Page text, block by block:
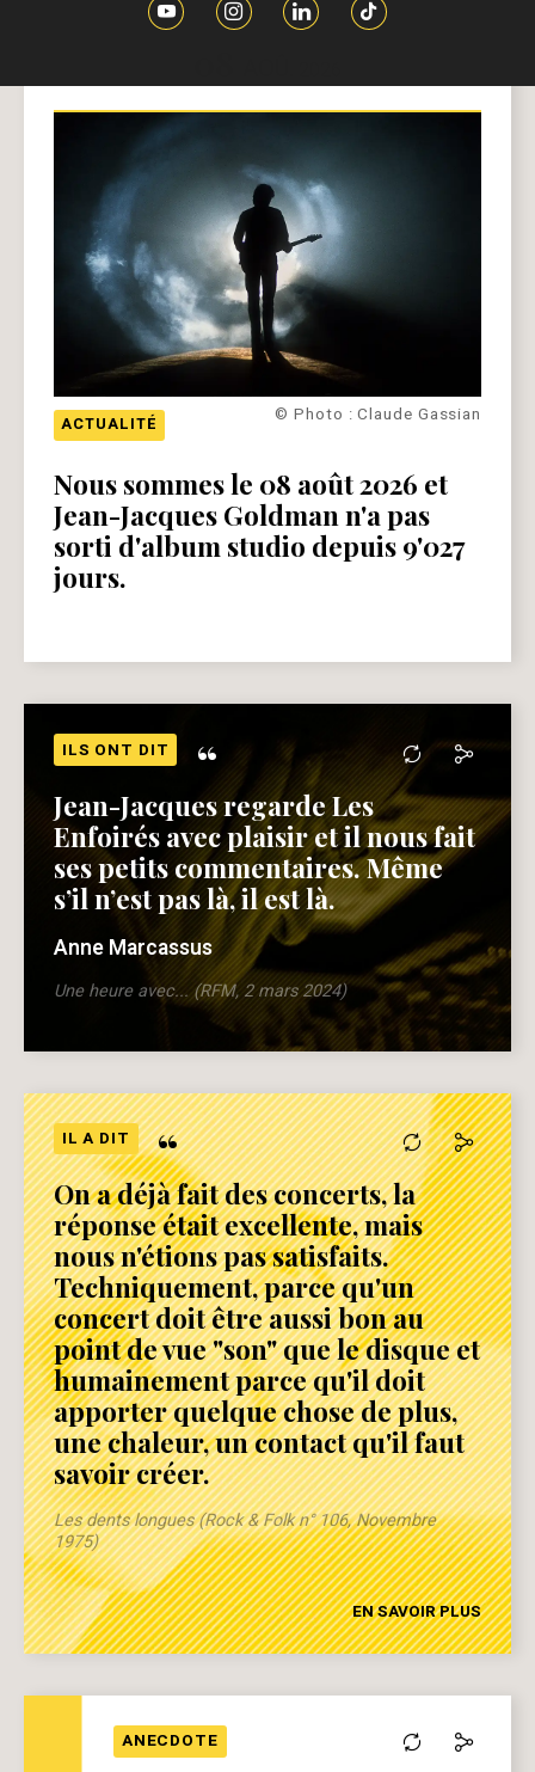
© Photo : Claude Gassian
ACTUALITÉ
Nous sommes le 08 août 2026 et
Jean-Jacques Goldman n'a pas
sorti d'album studio depuis 9'027
jours.
ILS ONT DIT “
Jean-Jacques regarde Les
Enfoirés avec plaisir et il nous fait
ses petits commentaires. Même
s’il n’est pas là, il est là.
Anne Marcassus
Une heure avec... (RFM, 2 mars 2024)
IL A DIT “
On a déjà fait des concerts, la
réponse était excellente, mais
nous n'étions pas satisfaits.
Techniquement, parce qu'un
concert doit être aussi bon au
point de vue "son" que le disque et
humainement parce qu'il doit
apporter quelque chose de plus,
une chaleur, un contact qu'il faut
savoir créer.
Les dents longues (Rock & Folk n° 106, Novembre
1975)
EN SAVOIR PLUS
ANECDOTE